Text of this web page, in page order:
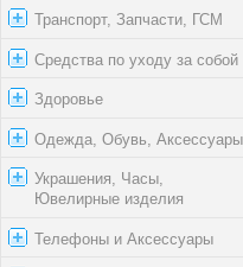
Транспорт, Запчасти, ГСМ
Средства по уходу за собой
Здоровье
Одежда, Обувь, Аксессуары
Украшения, Часы,
Ювелирные изделия
Телефоны и Аксессуары